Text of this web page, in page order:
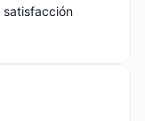
satisfacción